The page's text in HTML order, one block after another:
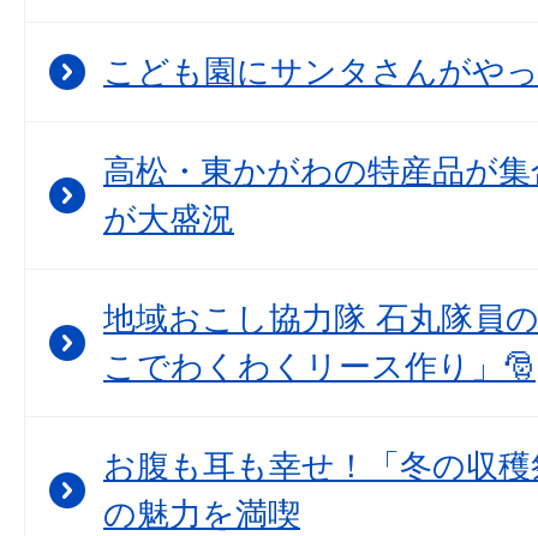
こども園にサンタさんがや
高松・東かがわの特産品が
が大盛況
地域おこし協力隊 石丸隊員
こでわくわくリース作り」🎅
お腹も耳も幸せ！「冬の収
の魅力を満喫